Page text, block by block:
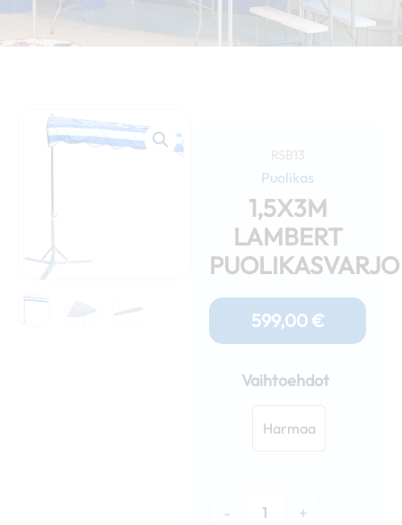
RSB13
Puolikas
1,5X3M
LAMBERT
PUOLIKASVARJO
599,00 €
Vaihtoehdot
Harmaa
-
puolikasvarjo
+